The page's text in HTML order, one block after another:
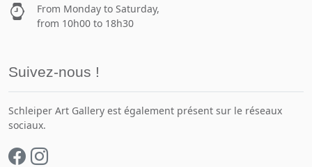
From Monday to Saturday,
from 10h00 to 18h30
Suivez-nous !
Schleiper Art Gallery est également présent sur le réseaux
sociaux.